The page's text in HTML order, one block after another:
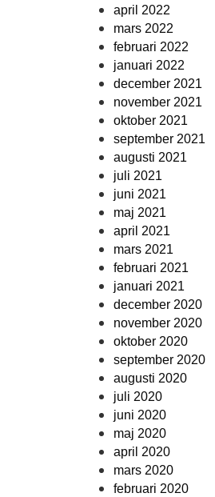
april 2022
mars 2022
februari 2022
januari 2022
december 2021
november 2021
oktober 2021
september 2021
augusti 2021
juli 2021
juni 2021
maj 2021
april 2021
mars 2021
februari 2021
januari 2021
december 2020
november 2020
oktober 2020
september 2020
augusti 2020
juli 2020
juni 2020
maj 2020
april 2020
mars 2020
februari 2020